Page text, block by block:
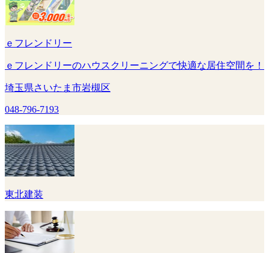
ｅフレンドリー
ｅフレンドリーのハウスクリーニングで快適な居住空間を！
埼玉県さいたま市岩槻区
048-796-7193
東北建装